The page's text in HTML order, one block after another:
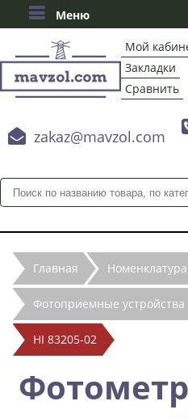
Меню
Мой
Закладки
Сравнить
 zakaz@mavzol.com
Главная Номенклатура
Фотоприемные устройства
HI 83205-02